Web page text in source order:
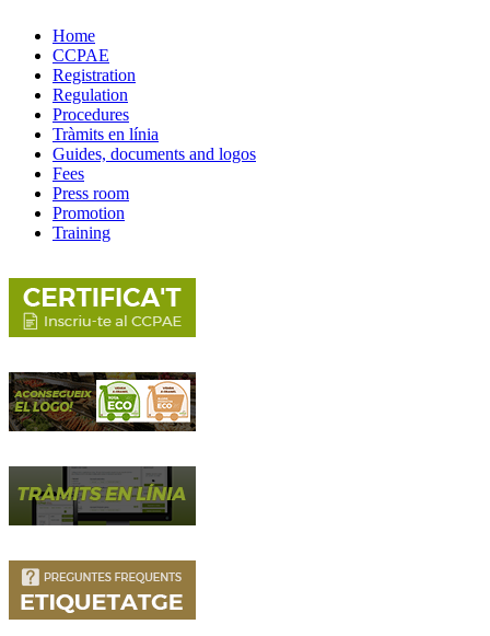
Home
CCPAE
Registration
Regulation
Procedures
Tràmits en línia
Guides, documents and logos
Fees
Press room
Promotion
Training